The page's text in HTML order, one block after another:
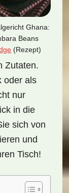
Ghana:
Beans
(Rezept)
Zutaten.
oder als
nur
in die
sich von
und
Tisch!